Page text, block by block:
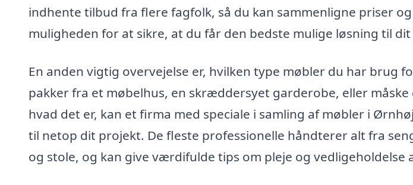
indhente tilbud fra flere fagfolk, så du kan sammenligne priser
muligheden for at sikre, at du får den bedste mulige løsning til dit
En anden vigtig overvejelse er, hvilken type møbler du har brug
pakker fra et møbelhus, en skræddersyet garderobe, eller måske
hvad det er, kan et firma med speciale i samling af møbler i
til netop dit projekt. De fleste professionelle håndterer alt fra
og stole, og kan give værdifulde tips om pleje og vedligeholdelse